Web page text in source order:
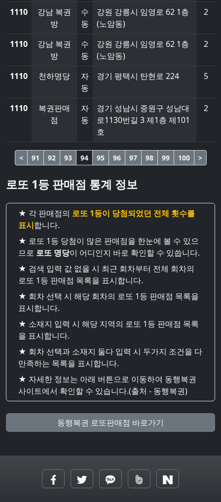
1110
강남 복권
방
수
동
강원 강릉시 임영로 62 1층
(노암동)
2
1110
강남 복권
방
수
동
강원 강릉시 임영로 62 1층
(노암동)
2
1110 천하명당
자
동
경기 평택시 탄현로 224 5
1110
복권판매
점
자
동
경기 성남시 중원구 성남대
로1130번길 3 제1층 제101
호
2
< 91 92 93 94 95 96 97 98 99 100 >
로또 1등 판매점 통계 정보
★ 각 판매점의 로또 1등이 당첨되었던 전체 횟수를
표시합니다.
★ 로또 1등 당첨이 많은 판매점을 한눈에 볼 수 있으
므로 로또 명당이 어디인지 바로 확인할 수 있씁니다.
★ 검색 입력 값 없을 시 최근 회차부터 전체 회차의
로또 1등 판매점 목록을 표시합니다.
★ 회차 선택 시 해당 회차의 로또 1등 판매점 목록을
표시합니다.
★ 소재지 입력 시 해당 지역의 로또 1등 판매점 목록
을 표시합니다.
★ 회차 선택과 소재지 둘다 입력 시 두가지 조건을 다
만족하는 목록을 표시합니다.
★ 자세한 정보는 아래 버튼으로 이동하여 동행복권
사이트에서 확인할 수 있습니다.(출처 - 동행복권)
동행복권 로또판매점 바로가기